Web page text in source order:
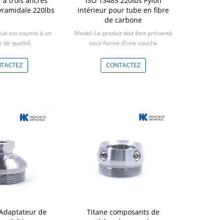
220lbs
est soumis à un
de qualité.
intérieur pour tube en fibre
de carbone
Model: Le produit doit être présenté
sous forme d'une couche
Min: 5 pièces
CONTACTEZ
de
Titane composants de